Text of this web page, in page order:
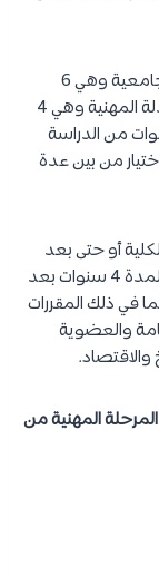
تشمل بعض برامج PharmD الدورات الدراسية الجامعية وهي 6
سنوات. البعض الآخر لا يشمل سوى تعليم الصيدلة المهنية وهي 4
من الدراسة
من بين عدة
أو حتى بعد
تخرجك. يمكنك التقديم لبرنامج الصيدلة المهنية لمدة 4 سنوات بعد
في ذلك المقررات
والعضوية
والاقتصاد.
المهنية من